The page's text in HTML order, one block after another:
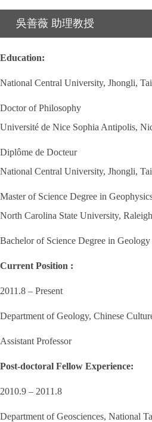
吳善薇 助理教授
Education:
National Central University, Jhongli,
Doctor of Philosophy
Université de Nice Sophia Antipolis,
Diplôme de Docteur
National Central University, Jhongli,
Master of Science Degree in
North Carolina State University,
Bachelor of Science Degree in Geology
Current Position :
2011.8 – Present
Department of Geology, Chinese
Assistant Professor
Post-doctoral Fellow Experience:
2010.9 – 2011.8
Department of Geosciences, National